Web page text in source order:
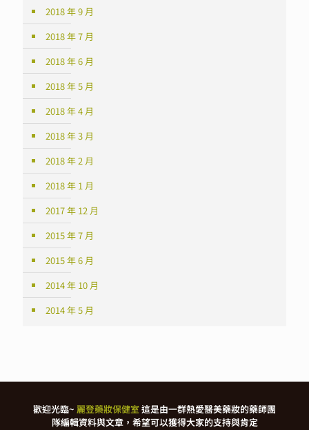
2018 年 9 月
2018 年 7 月
2018 年 6 月
2018 年 5 月
2018 年 4 月
2018 年 3 月
2018 年 2 月
2018 年 1 月
2017 年 12 月
2015 年 7 月
2015 年 6 月
2014 年 10 月
2014 年 5 月
歡迎光臨~ 麗登藥妝保健室這是由一群熱愛醫美藥妝的藥師團
隊編輯資料與文章，希望可以獲得大家的支持與肯定